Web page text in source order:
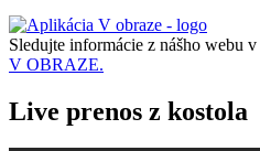
Sledujte informácie z nášho webu v
V OBRAZE.
Live prenos z kostola